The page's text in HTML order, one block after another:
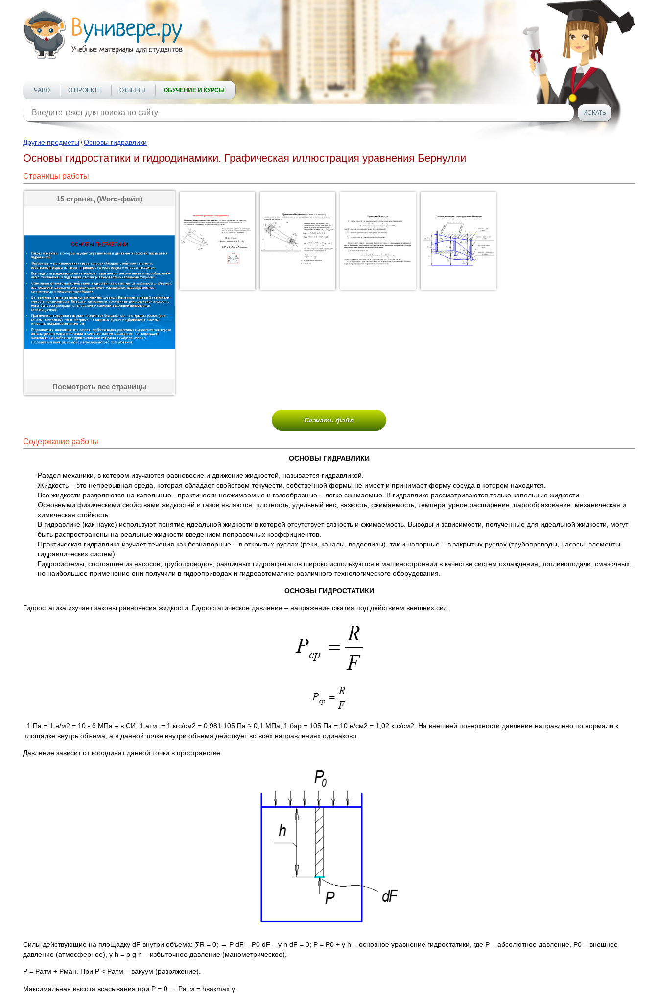
ЧАВО О ПРОЕКТЕ ОТЗЫВЫ ОБУЧЕНИЕ И КУРСЫ
Другие предметы \Основы гидравлики
Основы гидростатики и гидродинамики. Графическая иллюстрация уравнения Бернулли
Страницы работы
15 страниц (Word-файл)
Посмотреть все страницы
Скачать файл
Содержание работы
ОСНОВЫ ГИДРАВЛИКИ
Раздел механики, в котором изучаются равновесие и движение жидкостей, называется гидравликой.
Жидкость – это непрерывная среда, которая обладает свойством текучести, собственной формы не имеет и принимает форму сосуда в котором находится.
Все жидкости разделяются на капельные - практически несжимаемые и газообразные – легко сжимаемые. В гидравлике рассматриваются только капельные жидкости.
Основными физическими свойствами жидкостей и газов являются: плотность, удельный вес, вязкость, сжимаемость, температурное расширение, парообразование, механическая и
химическая стойкость.
В гидравлике (как науке) используют понятие идеальной жидкости в которой отсутствует вязкость и сжимаемость. Выводы и зависимости, полученные для идеальной жидкости, могут
быть распространены на реальные жидкости введением поправочных коэффициентов.
Практическая гидравлика изучает течения как безнапорные – в открытых руслах (реки, каналы, водосливы), так и напорные – в закрытых руслах (трубопроводы, насосы, элементы
гидравлических систем).
Гидросистемы, состоящие из насосов, трубопроводов, различных гидроагрегатов широко используются в машиностроении в качестве систем охлаждения, топливоподачи, смазочных,
но наибольшее применение они получили в гидроприводах и гидроавтоматике различного технологического оборудования.
ОСНОВЫ ГИДРОСТАТИКИ
Гидростатика изучает законы равновесия жидкости. Гидростатическое давление – напряжение сжатия под действием внешних сил.
. 1 Па = 1 н/м2 = 10 - 6 МПа – в СИ; 1 атм. = 1 кгс/см2 = 0,981·105 Па ≈ 0,1 МПа; 1 бар = 105 Па = 10 н/см2 = 1,02 кгс/см2. На внешней поверхности давление направлено по нормали к
площадке внутрь объема, а в данной точке внутри объема действует во всех направлениях одинаково.
Давление зависит от координат данной точки в пространстве.
Силы действующие на площадку dF внутри объема: ∑R = 0; → P dF – P0 dF – γ h dF = 0; P = P0 + γ h – основное уравнение гидростатики, где Р – абсолютное давление, Р0 – внешнее
давление (атмосферное), γ h = ρ g h – избыточное давление (манометрическое).
Р = Ратм + Рман. При Р < Ратм – вакуум (разряжение).
Максимальная высота всасывания при Р = 0 → Ратм = hвакmax γ.